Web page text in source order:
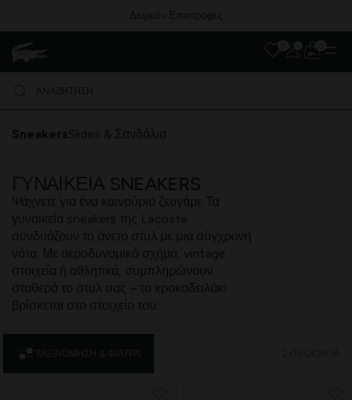
Δωρεάν Επιστροφές
SneakersSlides & Σανδάλια
ΓΥΝΑΙΚΕΊΑ SNEAKERS
Ψάχνετε για ένα καινούριο ζευγάρι; Τα
γυναικεία sneakers της Lacoste
συνδυάζουν το άνετο στυλ με μια σύγχρονη
νότα. Με αεροδυναμικό σχήμα, vintage
στοιχεία ή αθλητικά, συμπληρώνουν
σταθερά το στυλ σας – το κροκοδειλάκι
βρίσκεται στο στοιχείο του.
ΤΑΞΙΝΌΜΗΣΗ & ΦΊΛΤΡΑ